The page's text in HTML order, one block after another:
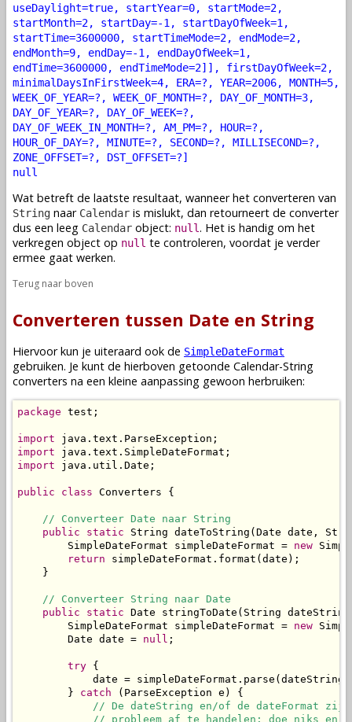
useDaylight=true, startYear=0, startMode=2,
startMonth=2, startDay=-1, startDayOfWeek=1,
startTime=3600000, startTimeMode=2, endMode=2,
endMonth=9, endDay=-1, endDayOfWeek=1,
endTime=3600000, endTimeMode=2]], firstDayOfWeek=2,
minimalDaysInFirstWeek=4, ERA=?, YEAR=2006, MONTH=5,
WEEK_OF_YEAR=?, WEEK_OF_MONTH=?, DAY_OF_MONTH=3,
DAY_OF_YEAR=?, DAY_OF_WEEK=?,
DAY_OF_WEEK_IN_MONTH=?, AM_PM=?, HOUR=?,
HOUR_OF_DAY=?, MINUTE=?, SECOND=?, MILLISECOND=?,
ZONE_OFFSET=?, DST_OFFSET=?]
null
Wat betreft de laatste resultaat, wanneer het converteren van
String naar Calendar is mislukt, dan retourneert de converter
dus een leeg Calendar object: null. Het is handig om het
verkregen object op null te controleren, voordat je verder
ermee gaat werken.
Terug naar boven
Converteren tussen Date en String
Hiervoor kun je uiteraard ook de SimpleDateFormat
gebruiken. Je kunt de hierboven getoonde Calendar-String
converters na een kleine aanpassing gewoon herbruiken:
package test;
import
import
import java.util.Date;
public class Converters {
// Converteer Date naar String
public
static String dateToString(Date date,
        SimpleDateFormat simpleDateFormat =
new
return simpleDateFormat.format(date);
    }
// Converteer String naar Date
public
static Date stringToDate(String
        SimpleDateFormat simpleDateFormat =
new
        Date date =
null ;
try {
date =
        }
catch (ParseException e) {
// De dateString en/of de dateFormat
// probleem af te handelen: doe niks en